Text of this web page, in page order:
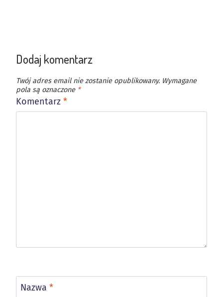
Dodaj komentarz
Twój adres email nie zostanie opublikowany. Wymagane
pola są oznaczone *
Komentarz *
Nazwa *